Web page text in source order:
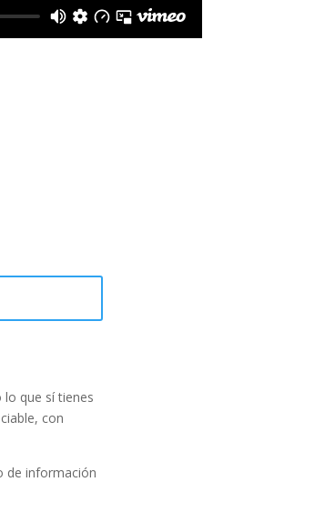
que sí tienes
con
de información